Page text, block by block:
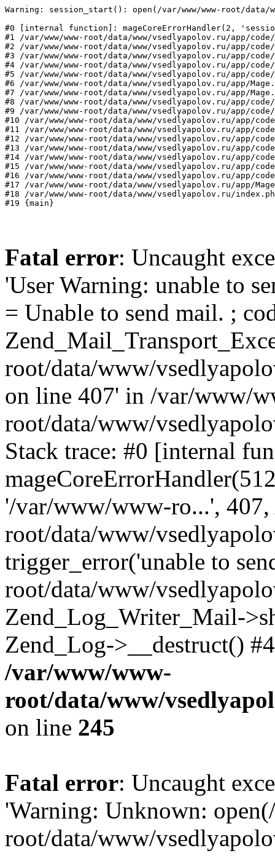
Warning: session_start(): open(/var/www/www-root/
#0 [internal function]: mageCoreErrorHandler(2,
#1 /var/www/www-root/data/www/vsedlyapolov.ru/app/
#2 /var/www/www-root/data/www/vsedlyapolov.ru/app/
#3 /var/www/www-root/data/www/vsedlyapolov.ru/app/
#4 /var/www/www-root/data/www/vsedlyapolov.ru/app/
#5 /var/www/www-root/data/www/vsedlyapolov.ru/app/
#6 /var/www/www-root/data/www/vsedlyapolov.ru/app/
#7 /var/www/www-root/data/www/vsedlyapolov.ru/app/
#8 /var/www/www-root/data/www/vsedlyapolov.ru/app/
#9 /var/www/www-root/data/www/vsedlyapolov.ru/app/
#10 /var/www/www-root/data/www/vsedlyapolov.ru/app/
#11 /var/www/www-root/data/www/vsedlyapolov.ru/app/
#12 /var/www/www-root/data/www/vsedlyapolov.ru/app/
#13 /var/www/www-root/data/www/vsedlyapolov.ru/app/
#14 /var/www/www-root/data/www/vsedlyapolov.ru/app/
#15 /var/www/www-root/data/www/vsedlyapolov.ru/app/
#16 /var/www/www-root/data/www/vsedlyapolov.ru/app/
#17 /var/www/www-root/data/www/vsedlyapolov.ru/app/
#18 /var/www/www-root/data/www/vsedlyapolov.ru/
#19 {main}
Fatal error: Uncaught
'User Warning: unable to
= Unable to send mail. ;
root/data/www/
on line 407' in /var/www/
root/data/www/
Stack trace: #0 [internal
'/var/www/www-ro...',
root/data/www/
trigger_error('unable to
root/data/www/
Zend_Log_Writer_Mail-
Zend_Log->__destruct()
/var/www/www-
root/data/www/
on line 245
Fatal error: Uncaught
'Warning: Unknown:
root/data/www/